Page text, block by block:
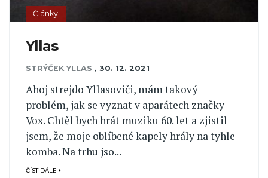
Články
Yllas
STRÝČEK YLLAS , 30. 12. 2021
Ahoj strejdo Yllasoviči, mám takový
problém, jak se vyznat v aparátech značky
Vox. Chtěl bych hrát muziku 60. let a zjistil
jsem, že moje oblíbené kapely hrály na tyhle
komba. Na trhu jso...
ČÍST DÁLE